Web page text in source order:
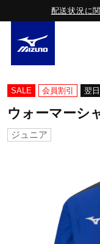
配送状況に
スニーカ
ライフス
サッカー
SALE 会員割引 翌
ウォーマーシ
ジュニア